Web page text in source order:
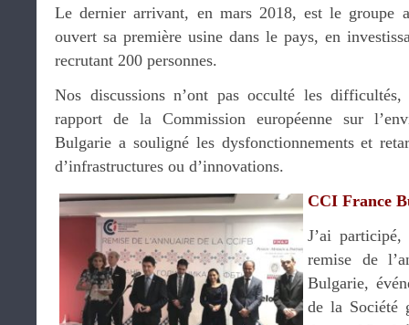
Le dernier arrivant, en mars 2018, est le groupe
ouvert sa première usine dans le pays, en
recrutant 200 personnes.
Nos discussions n’ont pas occulté les
rapport de la Commission européenne sur
Bulgarie a souligné les dysfonctionnements et
d’infrastructures ou d’innovations.
CCI France
J’ai
remise de
Bulgarie,
de la Société